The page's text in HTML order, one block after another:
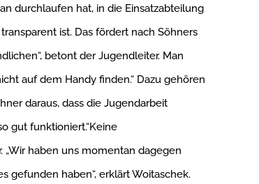
durchlaufen hat, in die Einsatzabteilung
ist. Das fördert nach Söhners
betont der Jugendleiter. Man
auf dem Handy finden.“ Dazu gehören
daraus, dass die Jugendarbeit
gut funktioniert.“Keine
haben uns momentan dagegen
gefunden haben“, erklärt Woitaschek.